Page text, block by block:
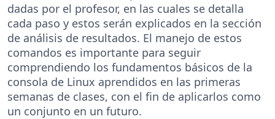
dadas por el profesor, en las cuales se detalla
cada paso y estos serán explicados en la sección
de análisis de resultados. El manejo de estos
comandos es importante para seguir
comprendiendo los fundamentos básicos de la
consola de Linux aprendidos en las primeras
semanas de clases, con el fin de aplicarlos como
un conjunto en un futuro.